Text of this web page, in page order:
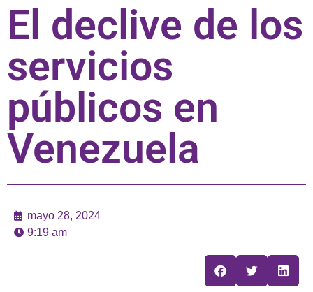
El declive de los
servicios
públicos en
Venezuela
mayo 28, 2024
9:19 am